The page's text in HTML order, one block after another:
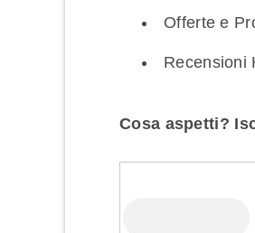
Offerte e
Recensioni
Cosa aspetti?